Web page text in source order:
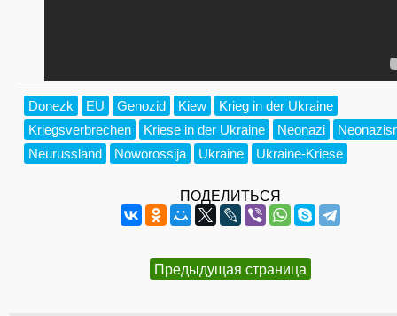
Donezk EU Genozid Kiew
Krieg in der Ukraine
Kriegsverbrechen
Kriese in der Ukraine Neonazi
Neurussland
Noworossija Ukraine Ukraine-Kriese
ПОДЕЛИТЬСЯ
Предыдущая страница